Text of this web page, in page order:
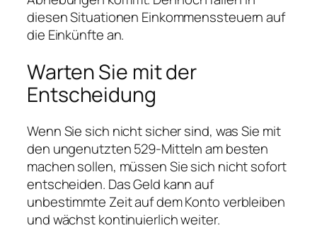
diesen Situationen Einkommenssteuern auf
die Einkünfte an.
Warten Sie mit der
Entscheidung
Wenn Sie sich nicht sicher sind, was Sie mit
den ungenutzten 529-Mitteln am besten
machen sollen, müssen Sie sich nicht sofort
entscheiden. Das Geld kann auf
unbestimmte Zeit auf dem Konto verbleiben
und wächst kontinuierlich weiter.